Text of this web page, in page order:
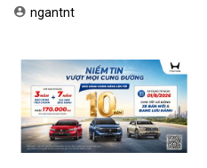
Phiên Bản Street, Giá Từ
ngantnt